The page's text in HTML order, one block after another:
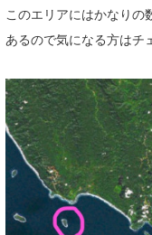
このエリアにはかなりの
あるので気になる方はチ